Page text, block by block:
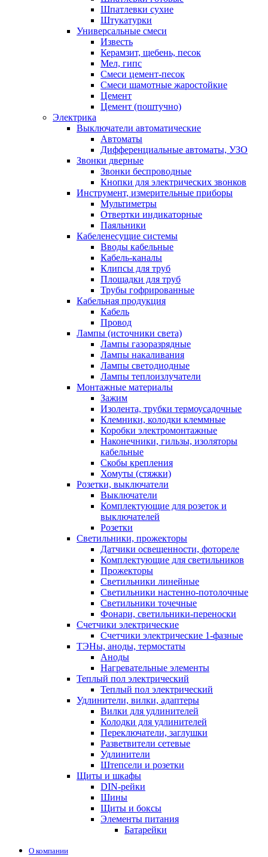
Шпатлевки сухие
Штукатурки
Универсальные смеси
Известь
Керамзит, щебень, песок
Мел, гипс
Смеси цемент-песок
Смеси шамотные жаростойкие
Цемент
Цемент (поштучно)
Электрика
Выключатели автоматические
Автоматы
Дифференциальные автоматы, УЗО
Звонки дверные
Звонки беспроводные
Кнопки для электрических звонков
Инструмент, измерительные приборы
Мультиметры
Отвертки индикаторные
Паяльники
Кабеленесущие системы
Вводы кабельные
Кабель-каналы
Клипсы для труб
Площадки для труб
Трубы гофрированные
Кабельная продукция
Кабель
Провод
Лампы (источники света)
Лампы газоразрядные
Лампы накаливания
Лампы светодиодные
Лампы теплоизлучатели
Монтажные материалы
Зажим
Изолента, трубки термоусадочные
Клемники, колодки клеммные
Коробки электромонтажные
Наконечники, гильзы, изоляторы
кабельные
Скобы крепления
Хомуты (стяжки)
Розетки, выключатели
Выключатели
Комплектующие для розеток и
выключателей
Розетки
Светильники, прожекторы
Датчики освещенности, фотореле
Комплектующие для светильников
Прожекторы
Светильники линейные
Светильники настенно-потолочные
Светильники точечные
Фонари, светильники-переноски
Счетчики электрические
Счетчики электрические 1-фазные
ТЭНы, аноды, термостаты
Аноды
Нагревательные элементы
Теплый пол электрический
Теплый пол электрический
Удлинители, вилки, адаптеры
Вилки для удлинителей
Колодки для удлинителей
Переключатели, заглушки
Разветвители сетевые
Удлинители
Штепсели и розетки
Щиты и шкафы
DIN-рейки
Шины
Щиты и боксы
Элементы питания
Батарейки
О компании